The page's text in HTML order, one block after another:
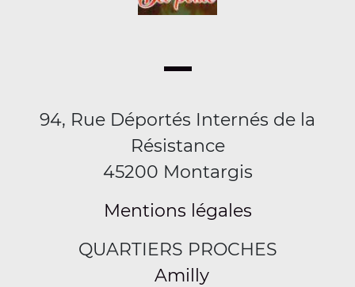
94, Rue Déportés Internés de la
Résistance
45200 Montargis
Mentions légales
QUARTIERS PROCHES
Amilly